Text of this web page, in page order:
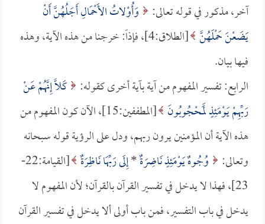
آخر، مذكور في قوله تعالى:
وَأُوْلاتُ الأَحْمَالِ أَجَلُهُنَّ أَنْ
يَضَعْنَ حَمْلَهُنَّ
[الطلاق:4]، فإذاً: خرجنا من هذه الآية، وهذه
فيها بيان.
الرابع: تفسير المفهوم من آية بآية أخرى كقوله: كَلاَّ إِنَّهُمْ عَنْ
رَبِّهِمْ يَوْمَئِذٍ لَمَحْجُوبُونَ
[المطففين:15]، الآن كون المفهوم من
هذه الآية أن المؤمنين يرون ربهم، ودل على الرؤية قوله سبحانه
وتعالى:
وُجُوهٌ يَوْمَئِذٍ نَاضِرَةٌ*إِلَى رَبِّهَا نَاظِرَةٌ
[القيامة:22-
23]، فهذا لا يدخل في تفسير القرآن بالقرآن؛ لأن المفهوم لا
يدخل في باب التفسير، فمن باب أولى ألا يدخل في تفسير القرآن